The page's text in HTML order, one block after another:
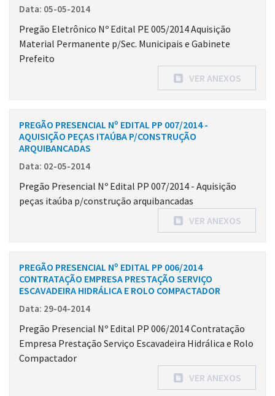
Data: 05-05-2014
Pregão Eletrônico Nº Edital PE 005/2014 Aquisição
Material Permanente p/Sec. Municipais e Gabinete
Prefeito
VER ANEXOS
PREGÃO PRESENCIAL Nº EDITAL PP 007/2014 -
AQUISIÇÃO PEÇAS ITAÚBA P/CONSTRUÇÃO
ARQUIBANCADAS
Data: 02-05-2014
Pregão Presencial Nº Edital PP 007/2014 - Aquisição
peças itaúba p/construção arquibancadas
VER ANEXOS
PREGÃO PRESENCIAL Nº EDITAL PP 006/2014
CONTRATAÇÃO EMPRESA PRESTAÇÃO SERVIÇO
ESCAVADEIRA HIDRÁLICA E ROLO COMPACTADOR
Data: 29-04-2014
Pregão Presencial Nº Edital PP 006/2014 Contratação
Empresa Prestação Serviço Escavadeira Hidrálica e Rolo
Compactador
VER ANEXOS